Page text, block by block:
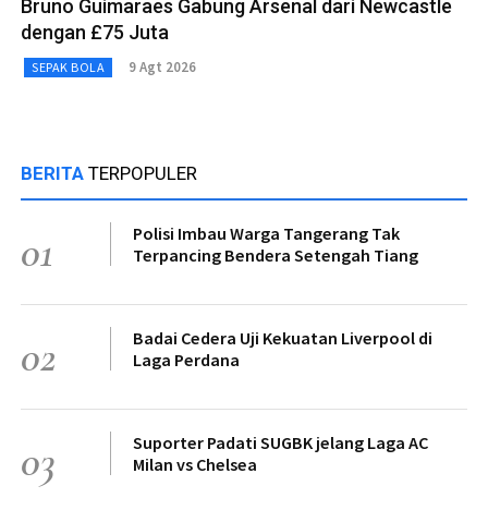
Bruno Guimaraes Gabung Arsenal dari Newcastle
dengan £75 Juta
SEPAK BOLA 9 Agt 2026
BERITA TERPOPULER
01
Polisi Imbau Warga Tangerang Tak
Terpancing Bendera Setengah Tiang
02
Badai Cedera Uji Kekuatan Liverpool di
Laga Perdana
03
Suporter Padati SUGBK jelang Laga AC
Milan vs Chelsea